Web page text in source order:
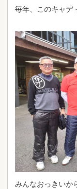
毎年、このキャデ
みんなおっきいか